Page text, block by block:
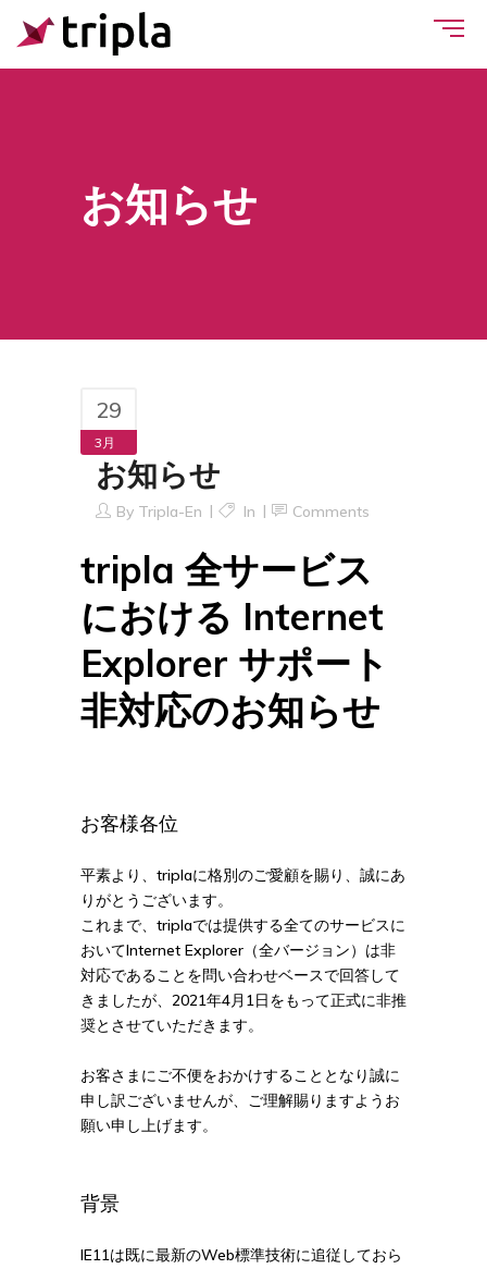
お知らせ
29
3月
お知らせ
By Tripla-En In Comments
tripla 全サービス
における Internet
Explorer サポート
非対応のお知らせ
お客様各位
平素より、triplaに格別のご愛顧を賜り、誠にあ
りがとうございます。
これまで、triplaでは提供する全てのサービスに
おいてInternet Explorer（全バージョン）は非
対応であることを問い合わせベースで回答して
きましたが、2021年4月1日をもって正式に非推
奨とさせていただきます。
お客さまにご不便をおかけすることとなり誠に
申し訳ございませんが、ご理解賜りますようお
願い申し上げます。
背景
IE11は既に最新のWeb標準技術に追従しておら